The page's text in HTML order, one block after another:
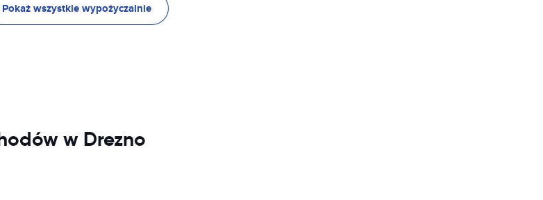
Pokaż wszystkie wypożyczalnie
w Drezno